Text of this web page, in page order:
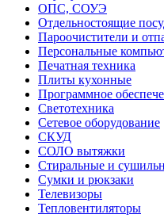
ОПС, СОУЭ
Отдельностоящие
Пароочистители и
Персональные
Печатная техника
Плиты кухонные
Программное
Светотехника
Сетевое оборудование
СКУД
СОЛО вытяжки
Стиральные и
Сумки и рюкзаки
Телевизоры
Тепловентиляторы